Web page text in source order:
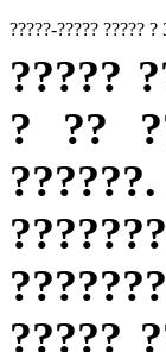
?????-????? ????? ?
?????
? ??
?????